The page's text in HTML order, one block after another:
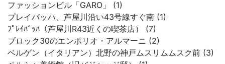
ファッションビル「GARO」 (1)
プレイバッハ、芦屋川沿い43号線すぐ南 (1)
ﾌﾟﾚｲﾊﾞｯﾊ（芦屋川R43近くの喫茶店） (7)
ブロック30のエンポリオ・アルマーニ (2)
ベルゲン（イタリアン）北野の神戸ムスリムムスク前 (3)